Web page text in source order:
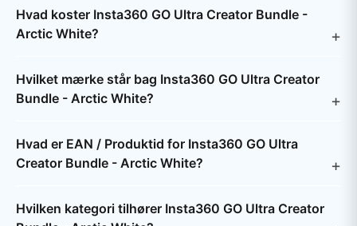
Hvad koster Insta360 GO Ultra Creator Bundle -
Arctic White?
Hvilket mærke står bag Insta360 GO Ultra Creator
Bundle - Arctic White?
Hvad er EAN / Produktid for Insta360 GO Ultra
Creator Bundle - Arctic White?
Hvilken kategori tilhører Insta360 GO Ultra Creator